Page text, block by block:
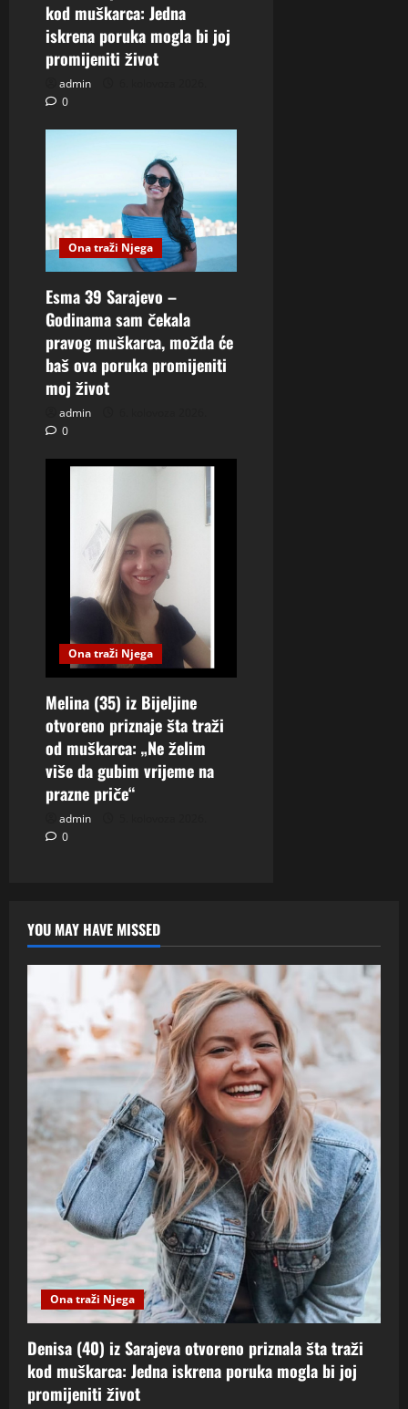
kod muškarca: Jedna
iskrena poruka mogla bi joj
promijeniti život
admin
0
Ona traži Njega
Esma 39 Sarajevo –
Godinama sam čekala
pravog muškarca, možda će
baš ova poruka promijeniti
moj život
admin
0
Ona traži Njega
Melina (35) iz Bijeljine
otvoreno priznaje šta traži
od muškarca: „Ne želim
više da gubim vrijeme na
prazne priče“
admin
0
YOU MAY HAVE MISSED
Ona traži Njega
Denisa (40) iz Sarajeva otvoreno priznala šta traži
kod muškarca: Jedna iskrena poruka mogla bi joj
promijeniti život